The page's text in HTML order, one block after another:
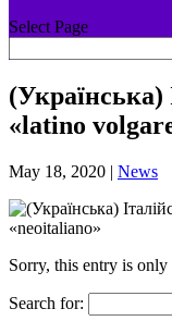
Select Page
(Українська)
«latino
May 18, 2020 | News
Sorry, this entry is only
Search for: